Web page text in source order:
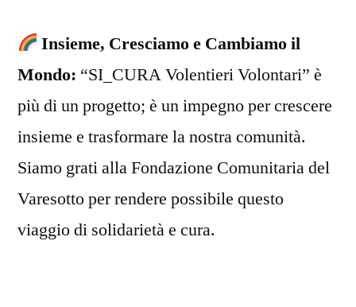
Insieme, Cresciamo e Cambiamo il
Mondo: “SI_CURA Volentieri Volontari” è
più di un progetto; è un impegno per crescere
insieme e trasformare la nostra comunità.
Siamo grati alla Fondazione Comunitaria del
Varesotto per rendere possibile questo
viaggio di solidarietà e cura.